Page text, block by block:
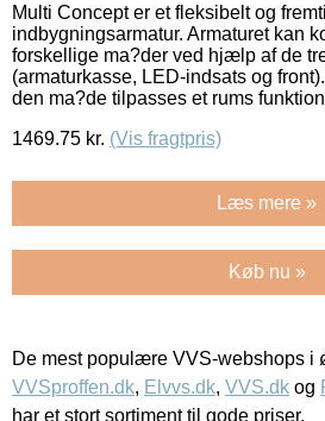
Multi Concept er et fleksibelt og
indbygningsarmatur. Armaturet kan
forskellige ma?der ved hjælp af de
(armaturkasse, LED-indsats og
den ma?de tilpasses et rums
1469.75 kr. (Vis fragtpris)
Læs mere »
Køb nu »
De mest populære VVS-webshops i
VVSproffen.dk, Elvvs.dk, VVS.dk og
har et stort sortiment til gode priser.